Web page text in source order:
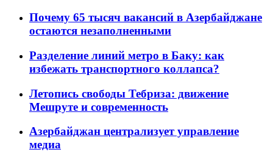
Почему 65 тысяч вакансий в Азербайджане
остаются незаполненными
Разделение линий метро в Баку: как
избежать транспортного коллапса?
Летопись свободы Тебриза: движение
Мешруте и современность
Азербайджан централизует управление
медиа